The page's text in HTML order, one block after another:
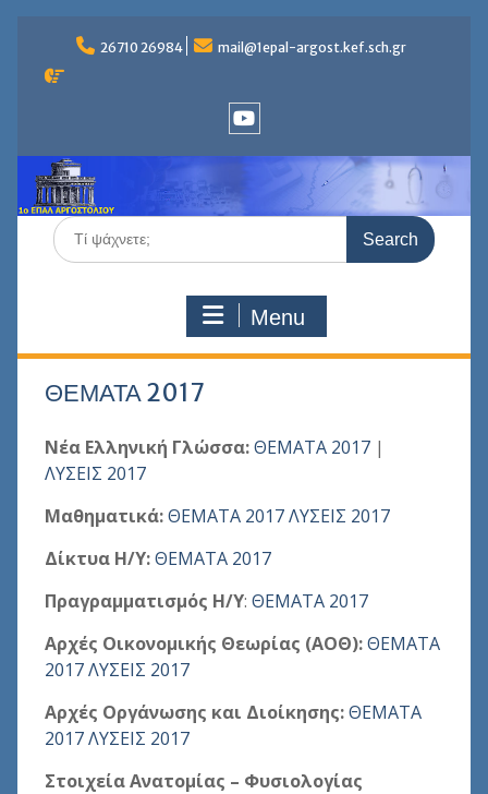
content
26710 26984 mail@1epal-argost.kef.sch.gr
Search
for:
Menu
ΘΕΜΑΤΑ 2017
Νέα Ελληνική Γλώσσα:ΘΕΜΑΤΑ 2017|
ΛΥΣΕΙΣ 2017
Μαθηματικά:ΘΕΜΑΤΑ 2017ΛΥΣΕΙΣ 2017
Δίκτυα Η/Υ:ΘΕΜΑΤΑ 2017
Πραγραμματισμός Η/Υ: ΘΕΜΑΤΑ 2017
Αρχές Οικονομικής Θεωρίας (ΑΟΘ):ΘΕΜΑΤΑ
2017ΛΥΣΕΙΣ 2017
Αρχές Οργάνωσης και Διοίκησης:ΘΕΜΑΤΑ
2017ΛΥΣΕΙΣ 2017
Στοιχεία Ανατομίας – Φυσιολογίας